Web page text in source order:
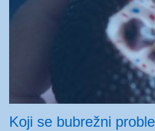
Koji se bubrežni